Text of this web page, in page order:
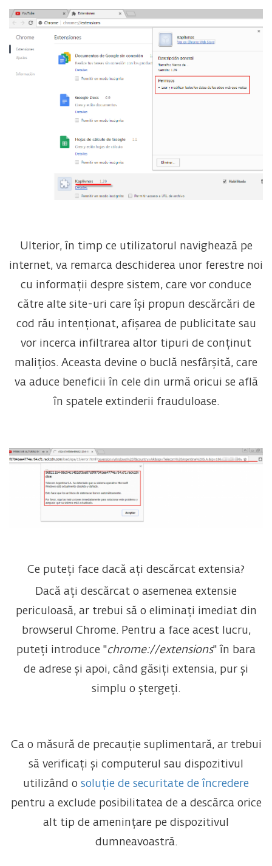
Ulterior, în timp ce utilizatorul navighează pe
internet, va remarca deschiderea unor ferestre noi
cu informații despre sistem, care vor conduce
către alte site-uri care își propun descărcări de
cod rău intenționat, afișarea de publicitate sau
vor incerca infiltrarea altor tipuri de conținut
malițios. Aceasta devine o buclă nesfârșită, care
va aduce beneficii în cele din urmă oricui se află
în spatele extinderii frauduloase.
Ce puteți face dacă ați descărcat extensia?
Dacă ați descărcat o asemenea extensie
periculoasă, ar trebui să o eliminați imediat din
browserul Chrome. Pentru a face acest lucru,
puteți introduce "chrome://extensions" în bara
de adrese și apoi, când găsiți extensia, pur și
simplu o ștergeți.
Ca o măsură de precauție suplimentară, ar trebui
să verificați și computerul sau dispozitivul
utilizând o soluție de securitate de încredere
pentru a exclude posibilitatea de a descărca orice
alt tip de amenințare pe dispozitivul
dumneavoastră.